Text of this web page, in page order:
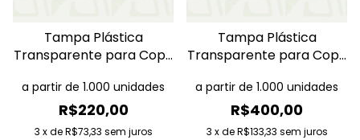
Tampa Plástica
Transparente para Copo
R$220,00
3 xdeR$73,33 sem juros
a partir de 1.000 unidades
Tampa Plástica
Transparente para Copo
R$400,00
3 xdeR$133,33 sem juros
a partir de 1.000 unidades